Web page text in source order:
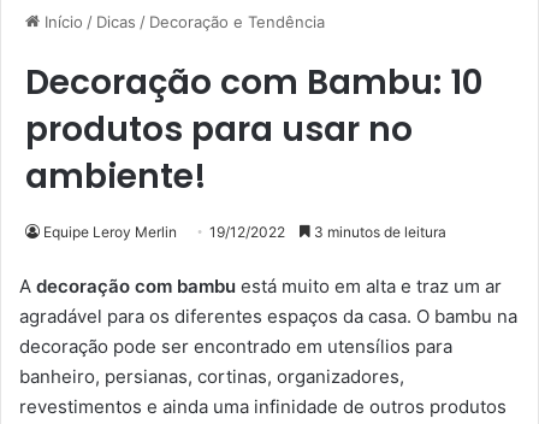
Início / Dicas / Decoração e Tendência
Decoração com Bambu: 10
produtos para usar no
ambiente!
Equipe Leroy Merlin 19/12/2022 3 minutos de leitura
A decoração com bambu está muito em alta e traz um ar
agradável para os diferentes espaços da casa. O bambu na
decoração pode ser encontrado em utensílios para
banheiro, persianas, cortinas, organizadores,
revestimentos e ainda uma infinidade de outros produtos